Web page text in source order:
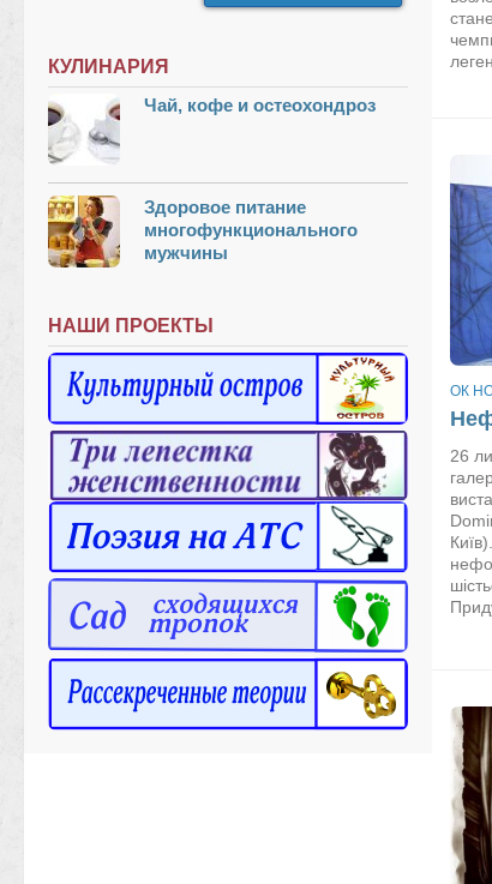
ОК
26
КУЛИНАРИЯ
Чай, кофе и остеохондроз
Здоровое питание
многофункционального
мужчины
НАШИ ПРОЕКТЫ